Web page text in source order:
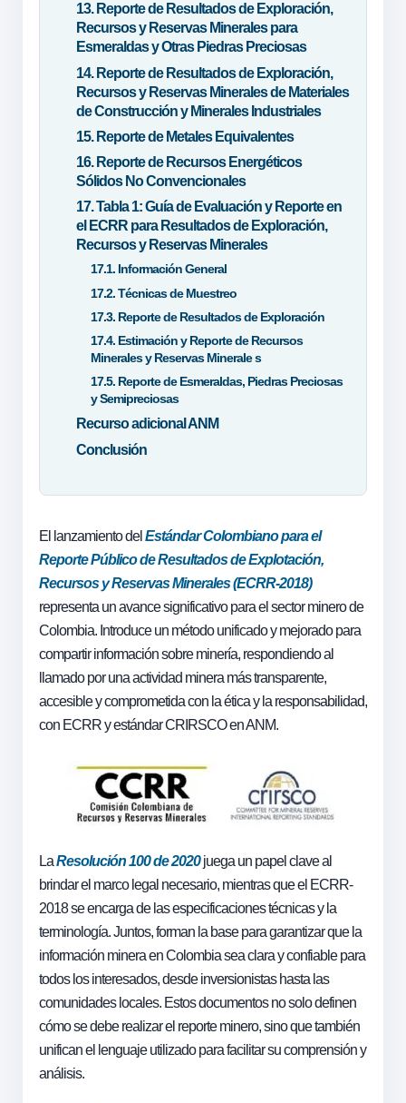
13. Reporte de Resultados de Exploración,
Recursos y Reservas Minerales para
Esmeraldas y Otras Piedras Preciosas
14. Reporte de Resultados de Exploración,
Recursos y Reservas Minerales de Materiales
de Construcción y Minerales Industriales
15. Reporte de Metales Equivalentes
16. Reporte de Recursos Energéticos
Sólidos No Convencionales
17. Tabla 1: Guía de Evaluación y Reporte en
el ECRR para Resultados de Exploración,
Recursos y Reservas Minerales
17.1. Información General
17.2. Técnicas de Muestreo
17.3. Reporte de Resultados de Exploración
17.4. Estimación y Reporte de Recursos
Minerales y Reservas Minerale s
17.5. Reporte de Esmeraldas, Piedras Preciosas
y Semipreciosas
Recurso adicional ANM
Conclusión
El lanzamiento del Estándar Colombiano para el
Reporte Público de Resultados de Explotación,
Recursos y Reservas Minerales (ECRR-2018)
representa un avance significativo para el sector minero de
Colombia. Introduce un método unificado y mejorado para
compartir información sobre minería, respondiendo al
llamado por una actividad minera más transparente,
accesible y comprometida con la ética y la responsabilidad,
con ECRR y estándar CRIRSCO en ANM.
LaResolución 100de 2020 juega un papel clave al
brindar el marco legal necesario, mientras que el ECRR-
2018 se encarga de las especificaciones técnicas y la
terminología. Juntos, forman la base para garantizar que la
información minera en Colombia sea clara y confiable para
todos los interesados, desde inversionistas hasta las
comunidades locales. Estos documentos no solo definen
cómo se debe realizar el reporte minero, sino que también
unifican el lenguaje utilizado para facilitar su comprensión y
análisis.